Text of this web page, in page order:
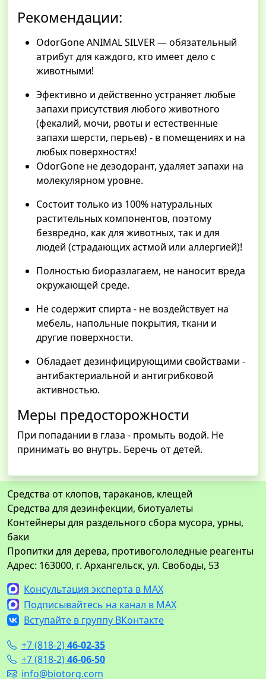
Рекомендации:
OdorGone ANIMAL SILVER — обязательный
атрибут для каждого, кто имеет дело с
животными!
Эфективно и действенно устраняет любые
запахи присутствия любого животного
(фекалий, мочи, рвоты и естественные
запахи шерсти, перьев) - в помещениях и на
любых поверхностях!
OdorGone не дезодорант, удаляет запахи на
молекулярном уровне.
Состоит только из 100% натуральных
растительных компонентов, поэтому
безвредно, как для животных, так и для
людей (страдающих астмой или аллергией)!
Полностью биоразлагаем, не наносит вреда
окружающей среде.
Не содержит спирта - не воздействует на
мебель, напольные покрытия, ткани и
другие поверхности.
Обладает дезинфицирующими свойствами -
антибактериальной и антигрибковой
активностью.
Меры предосторожности
При попадании в глаза - промыть водой. Не
принимать во внутрь. Беречь от детей.
Средства от клопов, тараканов, клещей
Средства для дезинфекции, биотуалеты
Контейнеры для раздельного сбора мусора, урны,
баки
Пропитки для дерева, противогололедные реагенты
Адрес: 163000, г. Архангельск, ул. Свободы, 53
Консультация эксперта в MAX
Подписывайтесь на канал в MAX
Вступайте в группу ВКонтакте
+7 (818-2)46-02-35
+7 (818-2)46-06-50
info@biotorg.com